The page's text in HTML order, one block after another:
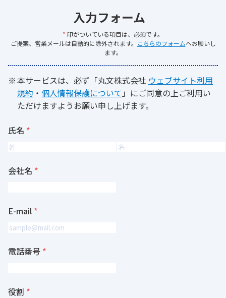
入力フォーム
* 印がついている項目は、必須です。
ご提案、営業メールは自動的に除外されます。 こちらのフォームへお願いし
ます。
本サービスは、必ず「丸文株式会社 ウェブサイト利用
規約 ・ 個人情報保護について 」にご同意の上ご利用い
ただけますようお願い申し上げます。
氏名
会社名
E-mail
電話番号
役割